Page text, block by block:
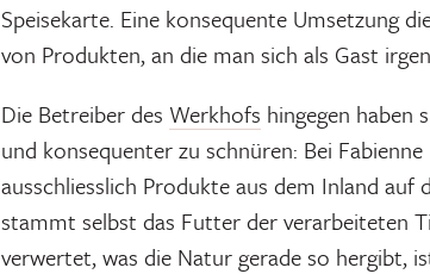
Speisekarte. Eine konsequente Umsetzung
von Produkten, an die man sich als Gast
Die Betreiber des Werkhofs hingegen haben
und konsequenter zu schnüren: Bei
ausschliesslich Produkte aus dem Inland
stammt selbst das Futter der verarbeiteten
verwertet, was die Natur gerade so hergibt,